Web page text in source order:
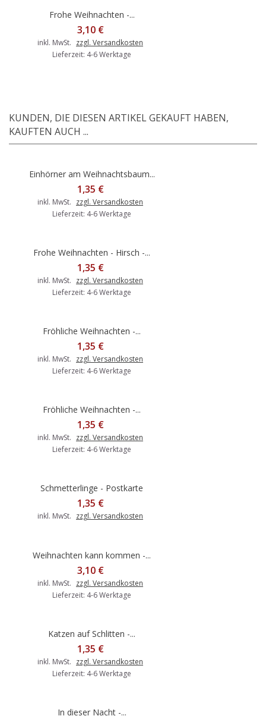
Frohe Weihnachten -...
3,10 €
inkl. MwSt. zzgl. Versandkosten
Lieferzeit: 4-6 Werktage
KUNDEN, DIE DIESEN ARTIKEL GEKAUFT HABEN,
KAUFTEN AUCH ...
Einhörner am Weihnachtsbaum...
1,35 €
inkl. MwSt. zzgl. Versandkosten
Lieferzeit: 4-6 Werktage
Frohe Weihnachten - Hirsch -...
1,35 €
inkl. MwSt. zzgl. Versandkosten
Lieferzeit: 4-6 Werktage
Fröhliche Weihnachten -...
1,35 €
inkl. MwSt. zzgl. Versandkosten
Lieferzeit: 4-6 Werktage
Fröhliche Weihnachten -...
1,35 €
inkl. MwSt. zzgl. Versandkosten
Lieferzeit: 4-6 Werktage
Schmetterlinge - Postkarte
1,35 €
inkl. MwSt. zzgl. Versandkosten
Weihnachten kann kommen -...
3,10 €
inkl. MwSt. zzgl. Versandkosten
Lieferzeit: 4-6 Werktage
Katzen auf Schlitten -...
1,35 €
inkl. MwSt. zzgl. Versandkosten
Lieferzeit: 4-6 Werktage
In dieser Nacht -...